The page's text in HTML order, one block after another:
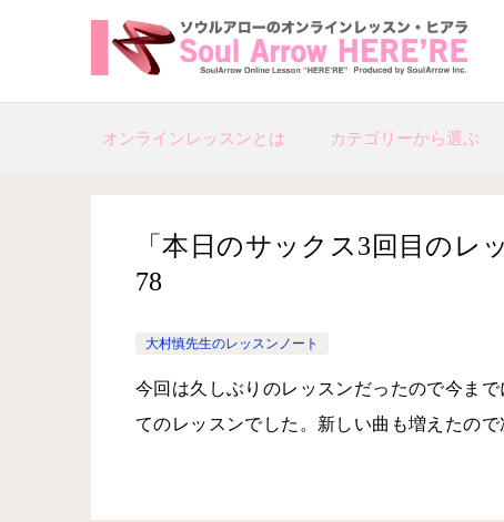
オンラインレッスンとは カテゴリーから選ぶ
「本日のサックス3回目のレ
78
大村慎先生のレッスンノート
今回は久しぶりのレッスンだったので今ま
てのレッスンでした。新しい曲も増えたの